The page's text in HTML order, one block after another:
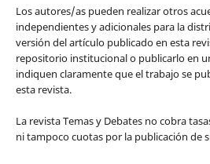
Los autores/as pueden realizar otros
independientes y adicionales para la
versión del artículo publicado en esta
repositorio institucional o publicarlo en
indiquen claramente que el trabajo se
esta revista.
La revista Temas y Debates no cobra
ni tampoco cuotas por la publicación de